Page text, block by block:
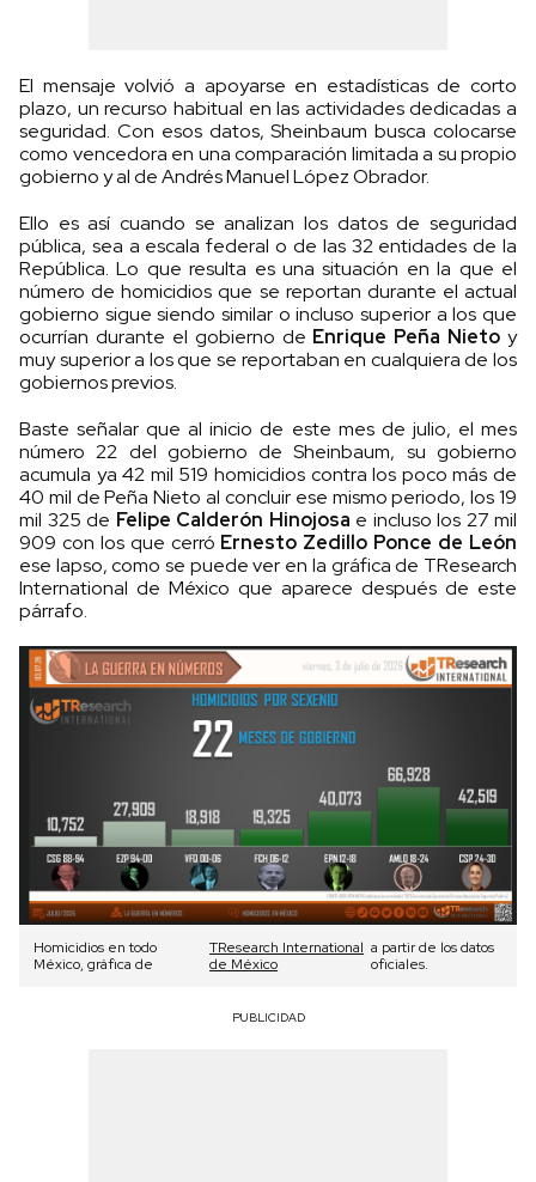
El mensaje volvió a apoyarse en estadísticas de corto
plazo, un recurso habitual en las actividades dedicadas a
seguridad. Con esos datos, Sheinbaum busca colocarse
como vencedora en una comparación limitada a su propio
gobierno y al de Andrés Manuel López Obrador.
Ello es así cuando se analizan los datos de seguridad
pública, sea a escala federal o de las 32 entidades de la
República. Lo que resulta es una situación en la que el
número de homicidios que se reportan durante el actual
gobierno sigue siendo similar o incluso superior a los que
ocurrían durante el gobierno de Enrique Peña Nieto y
muy superior a los que se reportaban en cualquiera de los
gobiernos previos.
Baste señalar que al inicio de este mes de julio, el mes
número 22 del gobierno de Sheinbaum, su gobierno
acumula ya 42 mil 519 homicidios contra los poco más de
40 mil de Peña Nieto al concluir ese mismo periodo, los 19
mil 325 de Felipe Calderón Hinojosa e incluso los 27 mil
909 con los que cerró Ernesto Zedillo Ponce de León
ese lapso, como se puede ver en la gráfica de TResearch
International de México que aparece después de este
párrafo.
Homicidios en todo
México, gráfica de
TResearch International
de México
a partir de los datos
oficiales.
PUBLICIDAD